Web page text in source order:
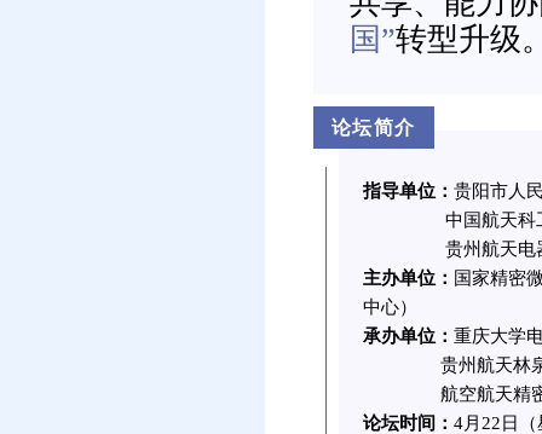
国”转型升级
论坛简介
指导单位： 贵阳市人
中国航天科工
贵州航天电器
主办单位： 国家精密
中心）
承办单位： 重庆大学
贵州航天林泉
航空航天精密微
论坛时间： 4月22日